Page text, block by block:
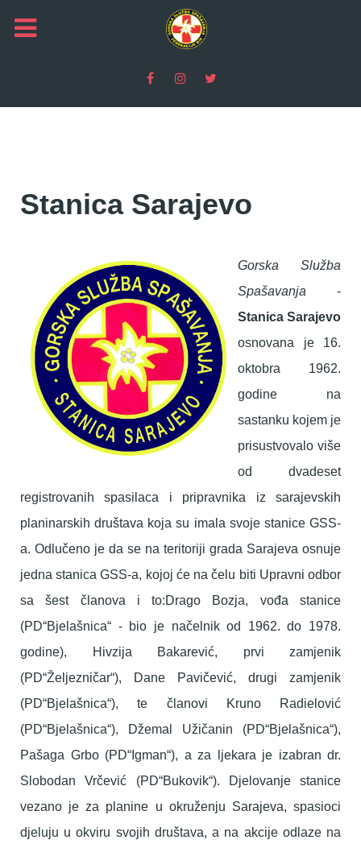
Stanica Sarajevo
Gorska Služba
Spašavanja -
Stanica Sarajevo
osnovana je 16.
oktobra 1962.
godine na
sastanku kojem je
prisustvovalo više
od dvadeset
registrovanih spasilaca i pripravnika iz sarajevskih
planinarskih društava koja su imala svoje stanice GSS-
a. Odlučeno je da se na teritoriji grada Sarajeva osnuje
jedna stanica GSS-a, kojoj će na čelu biti Upravni odbor
sa šest članova i to:Drago Bozja, vođa stanice
(PD“Bjelašnica“ - bio je načelnik od 1962. do 1978.
godine), Hivzija Bakarević, prvi zamjenik
(PD“Željezničar“), Dane Pavičević, drugi zamjenik
(PD“Bjelašnica“), te članovi Kruno Radielović
(PD“Bjelašnica“), Džemal Užičanin (PD“Bjelašnica“),
Pašaga Grbo (PD“Igman“), a za ljekara je izabran dr.
Slobodan Vrčević (PD“Bukovik“). Djelovanje stanice
vezano je za planine u okruženju Sarajeva, spasioci
djeluju u okviru svojih društava, a na akcije odlaze na